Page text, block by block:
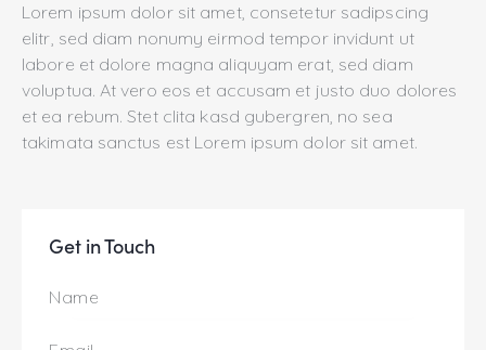
Lorem ipsum dolor sit amet, consetetur sadipscing
elitr, sed diam nonumy eirmod tempor invidunt ut
labore et dolore magna aliquyam erat, sed diam
voluptua. At vero eos et accusam et justo duo dolores
et ea rebum. Stet clita kasd gubergren, no sea
takimata sanctus est Lorem ipsum dolor sit amet.
Get in Touch